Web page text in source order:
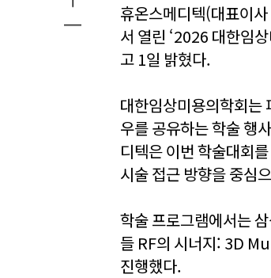
휴온스메디텍(대표이
서 열린 ‘2026 대한임
고 1일 밝혔다.
대한임상미용의학회는
우를 공유하는 학술 행
디텍은 이번 학술대회
시술 접근 방향을 중심
학술 프로그램에서는
들 RF의 시너지: 3D
진행했다.